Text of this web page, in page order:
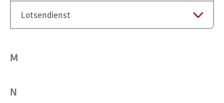
Lotsendienst
M
N